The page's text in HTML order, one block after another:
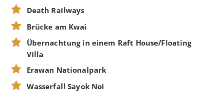
Death Railways
Brücke am Kwai
Übernachtung in einem Raft House/Floating
Villa
Erawan Nationalpark
Wasserfall Sayok Noi